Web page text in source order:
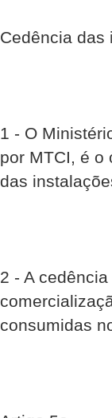
Cedência das
1 - O
por MTCI, é o
das
2 - A
consumidas